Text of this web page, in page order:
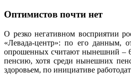
Оптимистов почти нет
О резко негативном восприятии
«Левада-центр»: по его данным,
опрошенных считают нынешний –
пенсию, хотя среди нынешних
здоровьем, по инициативе